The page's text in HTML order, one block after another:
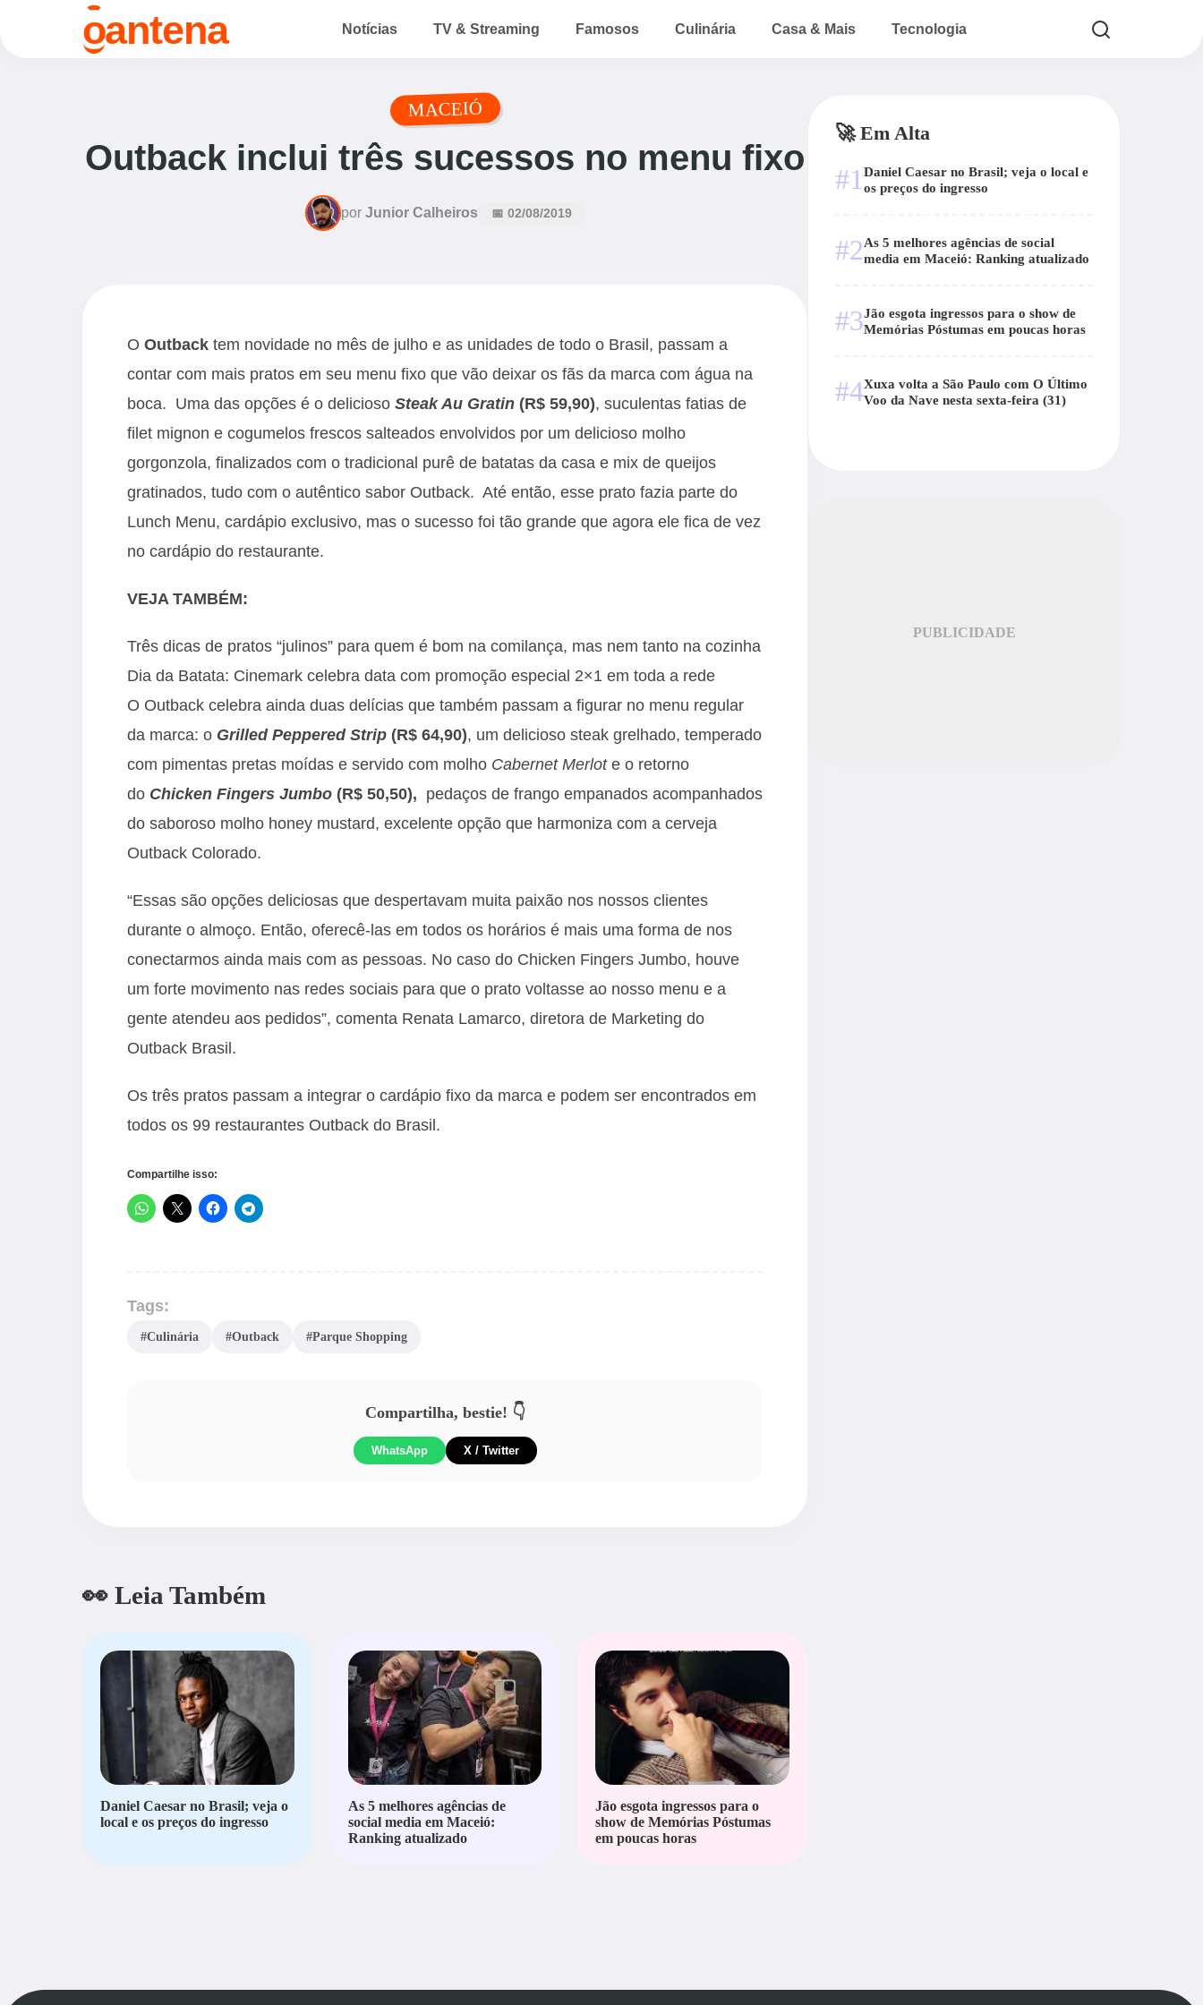
oantena Notícias TV & Streaming Famosos Culinária Casa & Mais Tecnologia
MACEIÓ
Outback inclui três sucessos no menu fixo
por Junior Calheiros 📅 02/08/2019
O Outback tem novidade no mês de julho e as unidades de todo o Brasil, passam a
contar com mais pratos em seu menu fixo que vão deixar os fãs da marca com água na
boca. Uma das opções é o delicioso Steak Au Gratin (R$ 59,90), suculentas fatias de
filet mignon e cogumelos frescos salteados envolvidos por um delicioso molho
gorgonzola, finalizados com o tradicional purê de batatas da casa e mix de queijos
gratinados, tudo com o autêntico sabor Outback. Até então, esse prato fazia parte do
Lunch Menu, cardápio exclusivo, mas o sucesso foi tão grande que agora ele fica de vez
no cardápio do restaurante.
VEJA TAMBÉM:
Três dicas de pratos “julinos” para quem é bom na comilança, mas nem tanto na cozinha
Dia da Batata: Cinemark celebra data com promoção especial 2×1 em toda a rede
O Outback celebra ainda duas delícias que também passam a figurar no menu regular
da marca: o Grilled Peppered Strip (R$ 64,90), um delicioso steak grelhado, temperado
com pimentas pretas moídas e servido com molho Cabernet Merlote o retorno
do Chicken Fingers Jumbo (R$ 50,50), pedaços de frango empanados acompanhados
do saboroso molho honey mustard, excelente opção que harmoniza com a cerveja
Outback Colorado.
“Essas são opções deliciosas que despertavam muita paixão nos nossos clientes
durante o almoço. Então, oferecê-las em todos os horários é mais uma forma de nos
conectarmos ainda mais com as pessoas. No caso do Chicken Fingers Jumbo, houve
um forte movimento nas redes sociais para que o prato voltasse ao nosso menu e a
gente atendeu aos pedidos”, comenta Renata Lamarco, diretora de Marketing do
Outback Brasil.
Os três pratos passam a integrar o cardápio fixo da marca e podem ser encontrados em
todos os 99 restaurantes Outback do Brasil.
Compartilhe isso:
Tags:
#Culinária #Outback #Parque Shopping
Compartilha, bestie! 👇
WhatsApp X / Twitter
👀 Leia Também
Daniel Caesar no Brasil; veja o
local e os preços do ingresso
As 5 melhores agências de
social media em Maceió:
Ranking atualizado
Jão esgota ingressos para o
show de Memórias Póstumas
em poucas horas
🚀 Em Alta
#1 Daniel Caesar no Brasil; veja o local e
os preços do ingresso
#2As 5 melhores agências de social
media em Maceió: Ranking atualizado
#3Jão esgota ingressos para o show de
Memórias Póstumas em poucas horas
#4Xuxa volta a São Paulo com O Último
Voo da Nave nesta sexta-feira (31)
PUBLICIDADE